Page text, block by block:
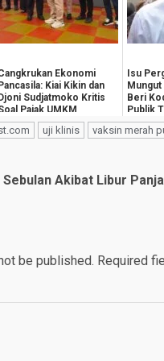
Ekonomi
Kiai Kikin dan
Sudjatmoko Kritis
Pajak UMKM
Isu
Mungut
Beri
Publik
Mainnya
uji klinis vaksin merah
Akibat Libur
be published. Required